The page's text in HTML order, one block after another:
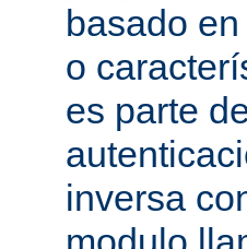
basado
o
es parte
inversa